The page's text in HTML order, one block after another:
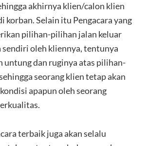
akhirnya klien/calon klien
korban. Selain itu Pengacara yang
pilihan-pilihan jalan keluar
oleh kliennya, tentunya
untung dan ruginya atas pilihan-
seorang klien tetap akan
apapun oleh seorang
terbaik juga akan selalu